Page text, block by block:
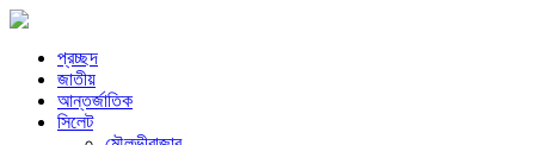
প্রচ্ছদ
জাতীয়
আন্তর্জাতিক
সিলেট